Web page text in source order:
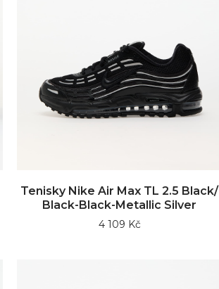
Tenisky Nike Air Max TL 2.5 Black/
Black-Black-Metallic Silver
4 109 Kč